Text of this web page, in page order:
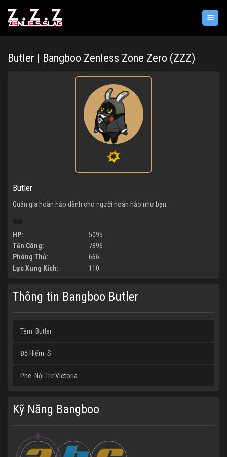
qua
Butler | Bangboo Zenless Zone Zero (ZZZ)
Butler
Quản gia hoàn hảo dành cho người hoàn hảo như bạn.
HP:
5095
Tấn Công:
7896
Phòng Thủ:
666
Lực Xung Kích:
110
Thông tin Bangboo Butler
Têm: Butler
Độ Hiếm: S
Phe: Nội Trợ Victoria
Kỹ Năng Bangboo